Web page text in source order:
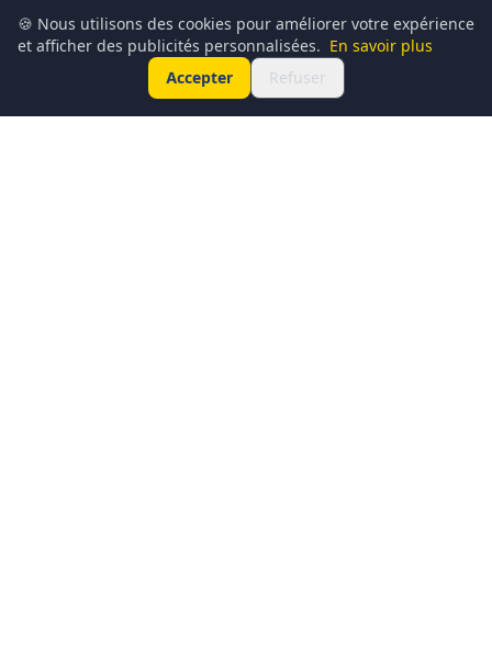
🍪 Nous utilisons des cookies pour améliorer votre expérience
et afficher des publicités personnalisées. En savoir plus
Accepter
Refuser